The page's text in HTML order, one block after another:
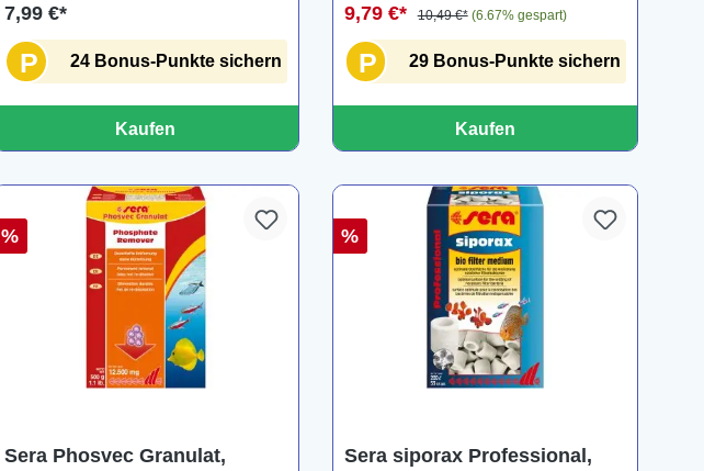
7,99 €*
P 24 Bonus-Punkte sichern
Kaufen
9,79 €* 10,49 €* (6.67% gespart)
P 29 Bonus-Punkte sichern
Kaufen
%
Sera Phosvec Granulat,
%
Sera siporax Professional,